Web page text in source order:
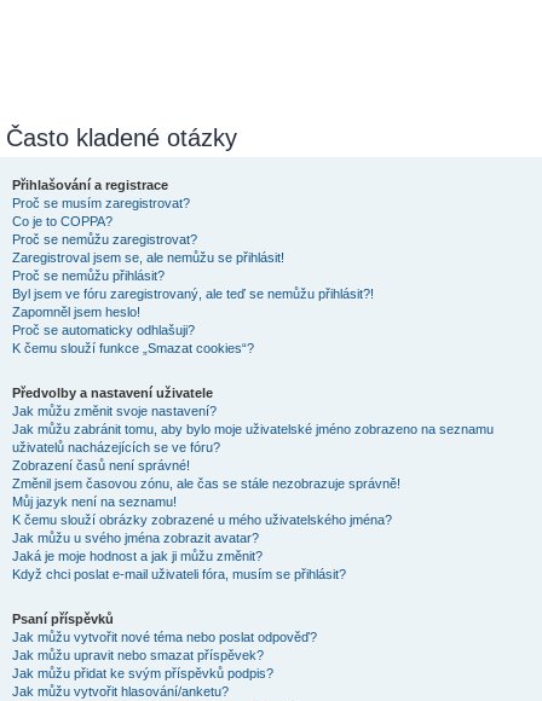
Často kladené otázky
Přihlašování a registrace
Proč se musím zaregistrovat?
Co je to COPPA?
Proč se nemůžu zaregistrovat?
Zaregistroval jsem se, ale nemůžu se přihlásit!
Proč se nemůžu přihlásit?
Byl jsem ve fóru zaregistrovaný, ale teď se nemůžu přihlásit?!
Zapomněl jsem heslo!
Proč se automaticky odhlašuji?
K čemu slouží funkce „Smazat cookies“?
Předvolby a nastavení uživatele
Jak můžu změnit svoje nastavení?
Jak můžu zabránit tomu, aby bylo moje uživatelské jméno zobrazeno na seznamu
uživatelů nacházejících se ve fóru?
Zobrazení časů není správné!
Změnil jsem časovou zónu, ale čas se stále nezobrazuje správně!
Můj jazyk není na seznamu!
K čemu slouží obrázky zobrazené u mého uživatelského jména?
Jak můžu u svého jména zobrazit avatar?
Jaká je moje hodnost a jak ji můžu změnit?
Když chci poslat e-mail uživateli fóra, musím se přihlásit?
Psaní příspěvků
Jak můžu vytvořit nové téma nebo poslat odpověď?
Jak můžu upravit nebo smazat příspěvek?
Jak můžu přidat ke svým příspěvků podpis?
Jak můžu vytvořit hlasování/anketu?